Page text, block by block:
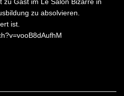
zu absolvieren.
ist.